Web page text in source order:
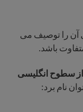
را توصیف می
باشد.
از سطوح انگلیسی
نام برد: